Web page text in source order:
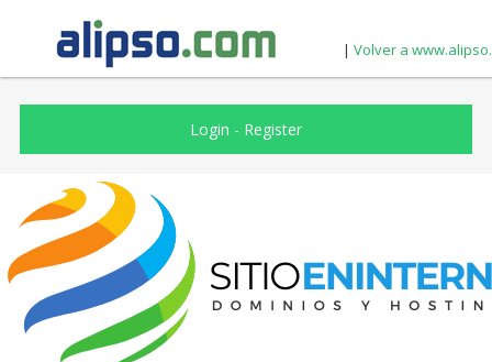
| Volver a
Login - Register